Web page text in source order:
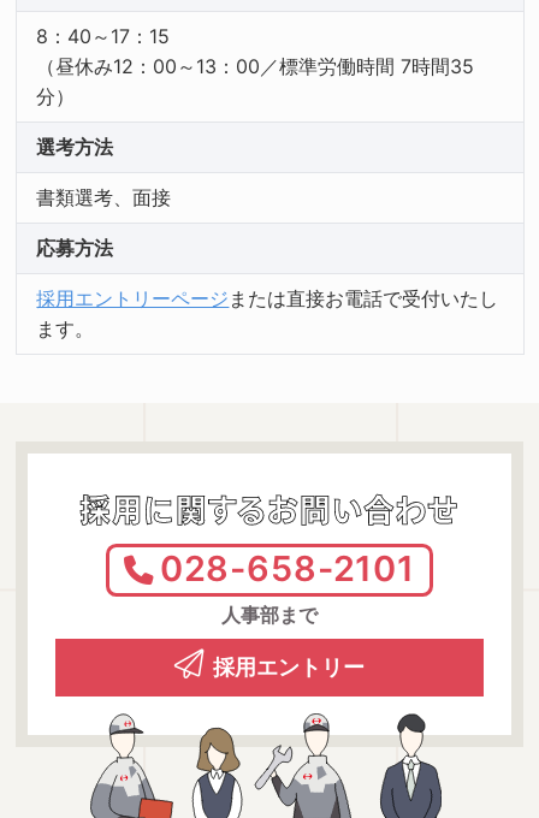
8：40～17：15
（昼休み12：00～13：00／標準労働時間 7時間35
分）
選考方法
書類選考、面接
応募方法
採用エントリーページ または直接お電話で受付いたし
ます。
採用に関するお問い合わせ
028-658-2101
人事部まで
採用エントリー